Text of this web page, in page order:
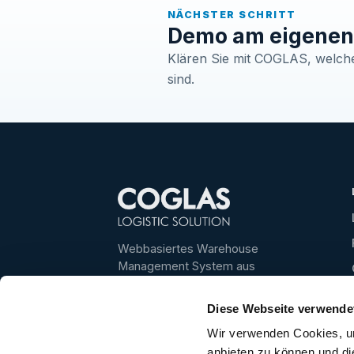
Diese Webseite
Wir verwenden Cookies,
NÄCHSTER SCHRITT
Demo am
Klären Sie mit COGLAS,
sind.
Webbasiertes Warehouse
Management System aus
schnelle und skalierbare